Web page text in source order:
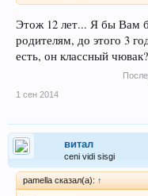
Этож 12 лет... Я бы Вам
родителям, до этого 3
есть, он классный чювак?
1 сен 2014
витал
ceni vidi sisgi
pamella сказал(а): ↑